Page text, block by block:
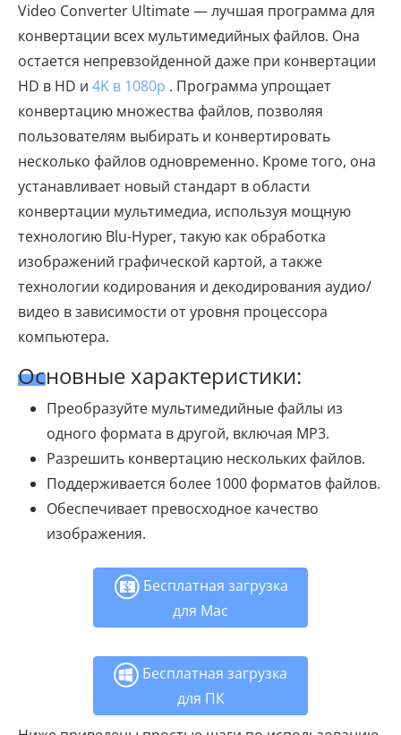
Video Converter Ultimate — лучшая программа для
конвертации всех мультимедийных файлов. Она
остается непревзойденной даже при конвертации
HD в HD и 4K в 1080p . Программа упрощает
конвертацию множества файлов, позволяя
пользователям выбирать и конвертировать
несколько файлов одновременно. Кроме того, она
устанавливает новый стандарт в области
конвертации мультимедиа, используя мощную
технологию Blu-Hyper, такую ​​как обработка
изображений графической картой, а также
технологии кодирования и декодирования аудио/
видео в зависимости от уровня процессора
компьютера.
Основные характеристики:
Преобразуйте мультимедийные файлы из
одного формата в другой, включая MP3.
Разрешить конвертацию нескольких файлов.
Поддерживается более 1000 форматов файлов.
Обеспечивает превосходное качество
изображения.
Бесплатная загрузка
для Mac
Бесплатная загрузка
для ПК